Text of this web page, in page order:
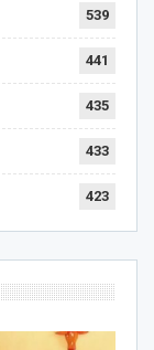
539
441
435
433
423